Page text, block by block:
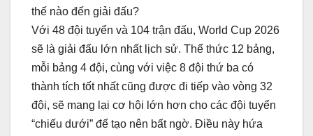
thế nào đến giải đấu?
Với 48 đội tuyển và 104 trận đấu, World Cup 2026
sẽ là giải đấu lớn nhất lịch sử. Thể thức 12 bảng,
mỗi bảng 4 đội, cùng với việc 8 đội thứ ba có
thành tích tốt nhất cũng được đi tiếp vào vòng 32
đội, sẽ mang lại cơ hội lớn hơn cho các đội tuyển
“chiếu dưới” để tạo nên bất ngờ. Điều này hứa